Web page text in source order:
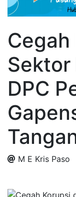
Sektor
DPC
M E Kris Paso